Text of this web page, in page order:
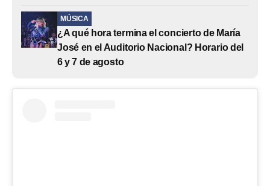
MÚSICA
¿A qué hora termina el concierto de María
José en el Auditorio Nacional? Horario del
6 y 7 de agosto